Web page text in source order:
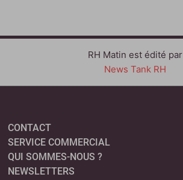
RH Matin est édité par
News Tank RH
CONTACT
SERVICE COMMERCIAL
QUI SOMMES-NOUS ?
NEWSLETTERS